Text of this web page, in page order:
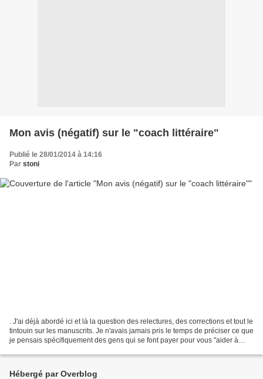
Mon avis (négatif) sur le "coach littéraire"
Publié le 28/01/2014 à 14:16
Par stoni
. J'ai déjà abordé ici et là la question des relectures, des corrections et tout le
tintouin sur les manuscrits. Je n'avais jamais pris le temps de préciser ce que
je pensais spécifiquement des gens qui se font payer pour vous "aider à
Hébergé par Overblog